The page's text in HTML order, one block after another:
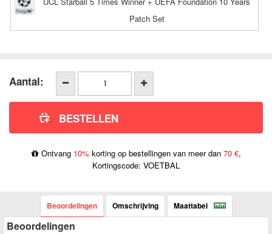
Patch Set
Aantal:
Ontvang 10% korting op bestellingen van meer dan 70 €,
Kortingscode: VOETBAL
Beoordelingen Omschrijving Maattabel
Beoordelingen